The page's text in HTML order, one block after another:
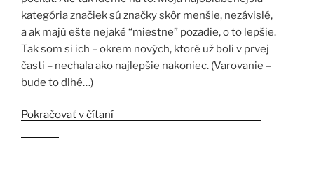
kategória značiek sú značky skôr menšie, nezávislé,
a ak majú ešte nejaké “miestne” pozadie, o to lepšie.
Tak som si ich – okrem nových, ktoré už boli v prvej
časti – nechala ako najlepšie nakoniec. (Varovanie –
bude to dlhé…)
Pokračovať v čítaní